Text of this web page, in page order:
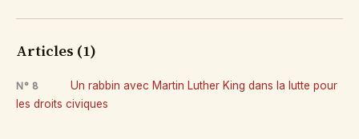
Articles (1)
N° 8
Un rabbin avec Martin Luther King dans la lutte pour
les droits civiques